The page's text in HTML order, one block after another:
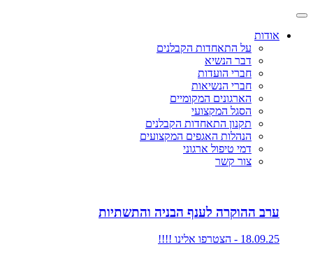
אודות
על התאחדות הקבלנים
דבר הנשיא
חברי הועדות
חברי הנשיאות
הארגונים המקומיים
הסגל המקצועי
תקנון התאחדות הקבלנים
הנהלות האגפים המקצועים
דמי טיפול ארגוני
צור קשר
ערב ההוקרה לענף הבניה והתשתיות
18.09.25 - הצטרפו אלינו !!!!